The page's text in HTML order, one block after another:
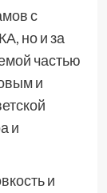
с
но и за
частью
и
и
и